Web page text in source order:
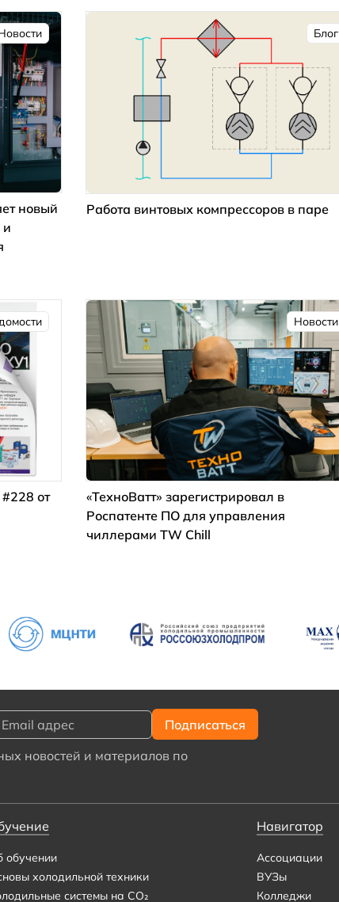
новый
и
Блог
Работа винтовых компрессоров в паре
от
Новости
«ТехноВатт» зарегистрировал в
Роспатенте ПО для управления
чиллерами TW Chill
новостей и материалов по
обучении
холодильной техники
системы на CO₂
Навигатор
Ассоциации
ВУЗы
Колледжи